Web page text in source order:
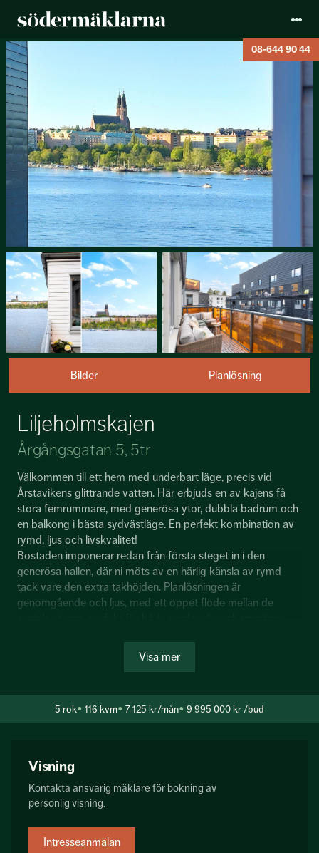
08-644 90 44
Bilder Planlösning
Årgångsgatan 5, 5tr
Liljeholmskajen
Välkommen till ett hem med underbart läge, precis vid
Årstavikens glittrande vatten. Här erbjuds en av kajens få
stora femrummare, med generösa ytor, dubbla badrum och
en balkong i bästa sydvästläge. En perfekt kombination av
rymd, ljus och livskvalitet!
Bostaden imponerar redan från första steget in i den
generösa hallen, där ni möts av en härlig känsla av rymd
tack vare den extra takhöjden. Planlösningen är
genomgående och ljus, med ett öppet flöde mellan de
tillsammans bostadens hjärta. Här finns gott om plats för
rymmer enkelt 6–8 personer och bjuder in till långa
middagar med familj och vänner. Från vardagsr...
Visa mer
5 rok 116 kvm 7 125 kr/mån 9 995 000 kr/bud
Visning
Kontakta ansvarig mäklare för bokning av
personlig visning.
Intresseanmälan